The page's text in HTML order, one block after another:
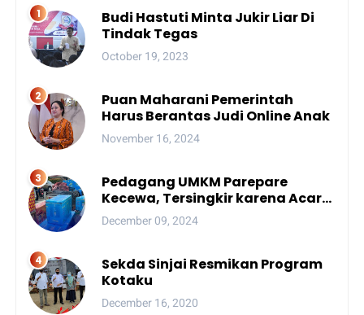
Budi Hastuti Minta Jukir Liar Di
Tindak Tegas
October 19, 2023
Puan Maharani Pemerintah
Harus Berantas Judi Online Anak
November 16, 2024
Pedagang UMKM Parepare
Kecewa, Tersingkir karena Acara
Besar
December 09, 2024
Sekda Sinjai Resmikan Program
Kotaku
December 16, 2020